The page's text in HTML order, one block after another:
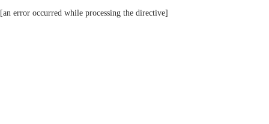
[an error occurred while processing the directive]